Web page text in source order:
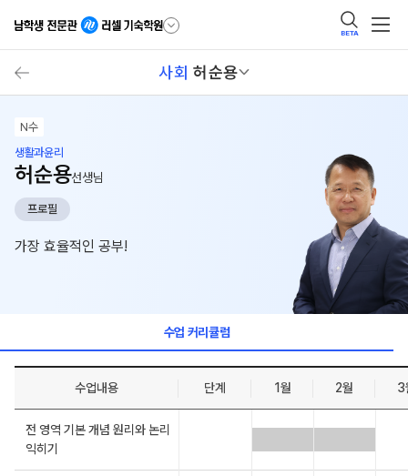
BETA
사회 허순용
N수
생활과윤리
허순용선생님
프로필
가장 효율적인 공부!
수업 커리큘럼
수업내용 단계 1월 2월 3
전 영역 기본 개념 원리와 논리
익히기